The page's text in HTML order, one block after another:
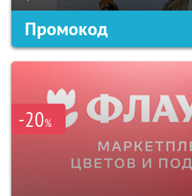
Промокод
-20%